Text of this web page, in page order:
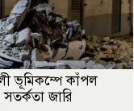
ভূমিকম্পে কাঁপল
জারি